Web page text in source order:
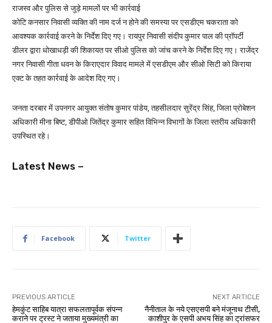
राजस्व और पुलिस से जुड़े मामलों पर भी कार्रवाई
कोटि कनसार निवासी व्यक्ति की नाम दर्ज न होने की समस्या पर एसडीएम चकराता को
आवश्यक कार्रवाई करने के निर्देश दिए गए। रायपुर निवासी संदीप कुमार पाल की प्रॉपर्टी
डीलर द्वारा धोखाधड़ी की शिकायत पर सीओ पुलिस को जांच करने के निर्देश दिए गए। राजेंद्र
नगर निवासी गीता धवन के किराएदार विवाद मामले में एसडीएम और सीओ सिटी को किराया
एक्ट के तहत कार्रवाई के आदेश दिए गए।
जनता दरबार में उपनगर आयुक्त संतोष कुमार पांडेय, तहसीलदार सुरेंद्र सिंह, जिला प्रोबेशन
अधिकारी मीना बिष्ट, डीपीओ जितेंद्र कुमार सहित विभिन्न विभागों के जिला स्तरीय अधिकारी
उपस्थित रहे।
Latest News –
Facebook Twitter
PREVIOUS ARTICLE
हेमकुंट साहिब यात्रा सफलतापूर्वक संपन्न
कराने पर ट्रस्ट ने जताया मुख्यमंत्री का
NEXT ARTICLE
नैनीताल के नये एसएसपी बने मंजूनाथ टीसी,
काशीपुर के एसपी अभय सिंह का ट्रांसफर